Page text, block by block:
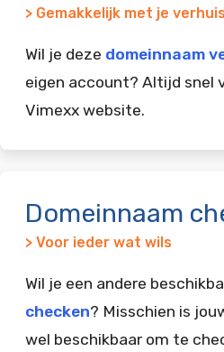
> Gemakkelijk met je
Wil je deze domeinnaam
eigen account? Altijd snel
Vimexx website.
Domeinnaam
> Voor ieder wat wils
Wil je een andere
checken? Misschien is
wel beschikbaar om te